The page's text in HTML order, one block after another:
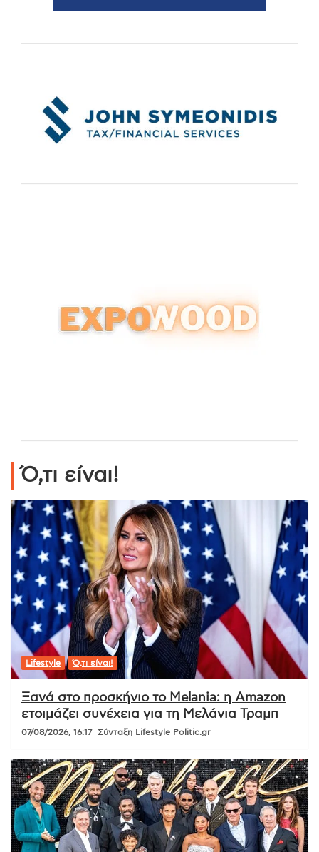
Ό,τι είναι!
Lifestyle Ό,τι είναι!
Ξανά στο προσκήνιο το Melania: η Amazon
ετοιμάζει συνέχεια για τη Μελάνια Τραμπ
07/08/2026, 16:17 Σύνταξη Lifestyle Politic.gr